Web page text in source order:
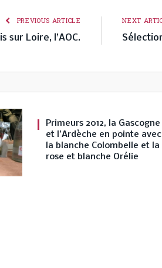
PREVIOUS ARTICLE
sur Loire, l’AOC.
NEXT
Primeurs 2012, la Gascogne
et l’Ardèche en pointe avec
la blanche Colombelle et la
rose et blanche Orélie